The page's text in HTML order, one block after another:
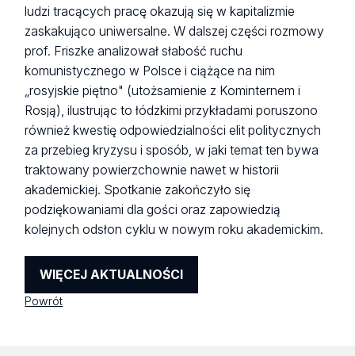
ludzi tracących pracę okazują się w kapitalizmie
zaskakująco uniwersalne. W dalszej części rozmowy
prof. Friszke analizował słabość ruchu
komunistycznego w Polsce i ciążące na nim
„rosyjskie piętno" (utożsamienie z Kominternem i
Rosją), ilustrując to łódzkimi przykładami poruszono
również kwestię odpowiedzialności elit politycznych
za przebieg kryzysu i sposób, w jaki temat ten bywa
traktowany powierzchownie nawet w historii
akademickiej. Spotkanie zakończyło się
podziękowaniami dla gości oraz zapowiedzią
kolejnych odsłon cyklu w nowym roku akademickim.
WIĘCEJ AKTUALNOŚCI
Powrót